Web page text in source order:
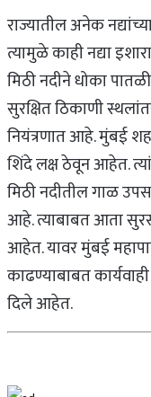
राज्यातील अनेक
त्यामुळे काही नद्या
मिठी नदीने धोका
सुरक्षित ठिकाणी
नियंत्रणात आहे. मुंबई
शिंदे लक्ष ठेवून आहेत.
मिठी नदीतील गाळ
आहे. त्याबाबत आता
आहेत. यावर मुंबई
काढण्याबाबत
दिले आहेत.